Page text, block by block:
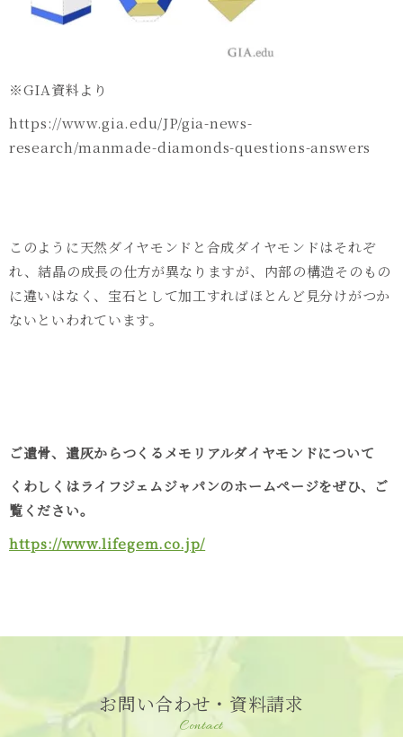
※GIA資料より
https://www.gia.edu/JP/gia-news-
research/manmade-diamonds-questions-answers
このように天然ダイヤモンドと合成ダイヤモンドはそれぞ
れ、結晶の成長の仕方が異なりますが、内部の構造そのもの
に違いはなく、宝石として加工すればほとんど見分けがつか
ないといわれています。
ご遺骨、遺灰からつくるメモリアルダイヤモンドについて
くわしくはライフジェムジャパンのホームページをぜひ、ご
覧ください。
https://www.lifegem.co.jp/
お問い合わせ・資料請求
Contact